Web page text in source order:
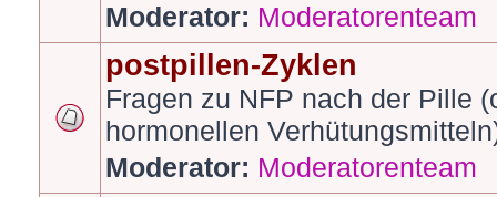
Moderator: Moderatorenteam
postpillen-Zyklen
Fragen zu NFP nach der Pille
hormonellen
Moderator: Moderatorenteam